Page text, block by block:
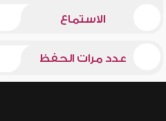
الاستماع
عدد مرات الحفظ